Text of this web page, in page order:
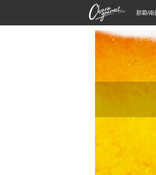
那覇/南